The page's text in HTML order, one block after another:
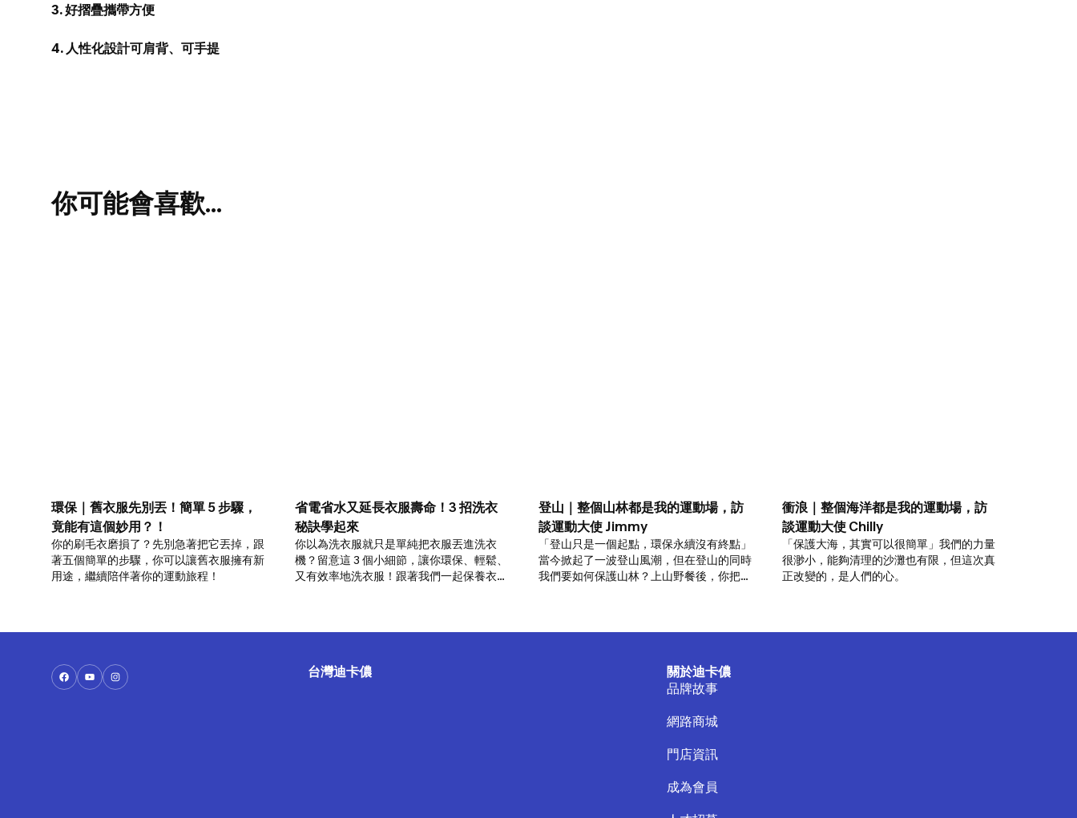
3. 好摺疊攜帶方便
4. 人性化設計可肩背、可手提
你可能會喜歡…
環保｜舊衣服先別丟！簡單 5 步驟，
竟能有這個妙用？！
你的刷毛衣磨損了？先別急著把它丟掉，跟
著五個簡單的步驟，你可以讓舊衣服擁有新
用途，繼續陪伴著你的運動旅程！
省電省水又延長衣服壽命！3 招洗衣
秘訣學起來
你以為洗衣服就只是單純把衣服丟進洗衣
機？留意這 3 個小細節，讓你環保、輕鬆、
又有效率地洗衣服！跟著我們一起保養衣物
登山｜整個山林都是我的運動場，訪
談運動大使 Jimmy
「登山只是一個起點，環保永續沒有終點」
當今掀起了一波登山風潮，但在登山的同時
我們要如何保護山林？上山野餐後，你把垃
衝浪｜整個海洋都是我的運動場，訪
談運動大使 Chilly
「保護大海，其實可以很簡單」我們的力量
很渺小，能夠清理的沙灘也有限，但這次真
正改變的，是人們的心。
台灣迪卡儂
關於迪卡儂
品牌故事
網路商城
門店資訊
成為會員